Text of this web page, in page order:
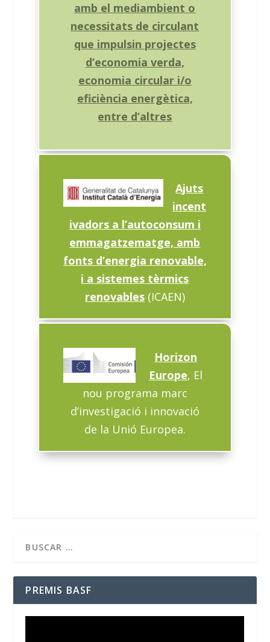
amb el mediambient o
necessitats de circulant
que impulsin projectes
d’economia verda,
economia circular i/o
eficiència energètica,
entre d’altres
Ajuts
incent
ivadors a l’autoconsum i
emmagatzematge, amb
fonts d’energia renovable,
i a sistemes tèrmics
renovables(ICAEN)
Horizon
Europe, El
nou programa marc
d’investigació i innovació
de la Unió Europea.
PREMIS BASF